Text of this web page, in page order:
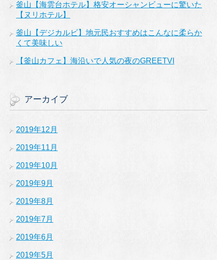
釜山【海雲台ホテル】格安オーシャンビューに驚いた
【ヌリホテル】
釜山【デジカルビ】地元民おすすめはこんなに柔らか
くて美味しい
【釜山カフェ】海沿いで人気の夜のGREETVI
アーカイブ
2019年12月
2019年11月
2019年10月
2019年9月
2019年8月
2019年7月
2019年6月
2019年5月